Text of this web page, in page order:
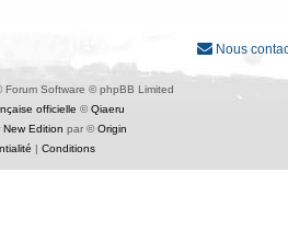
Nous
Forum Software © phpBB Limited
officielle ©Qiaeru
New Edition par ©Origin
| Conditions